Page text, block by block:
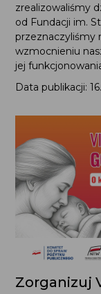
zrealizowaliśmy
od Fundacji im.
przeznaczyliśmy
wzmocnieniu
jej
Data publikacji:
Zorganizuj